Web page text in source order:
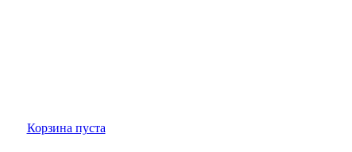
Корзина пуста